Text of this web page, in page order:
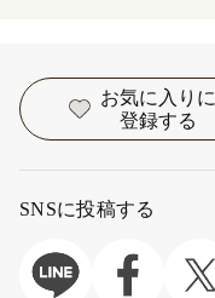
お気に入りに
登録する
SNSに投稿する